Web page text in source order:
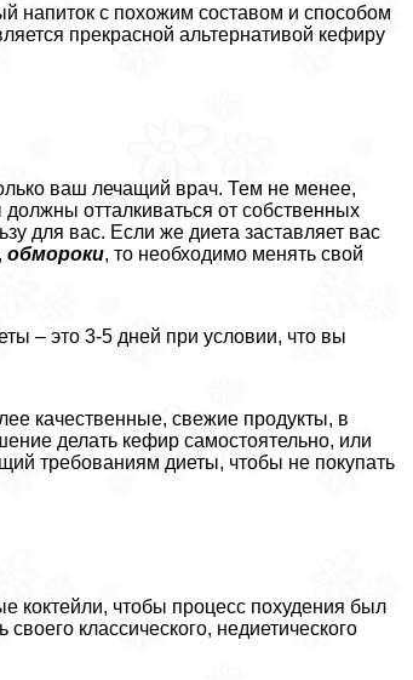
напиток с похожим составом и способом
прекрасной альтернативой кефиру
ваш лечащий врач. Тем не менее,
отталкиваться от собственных
для вас. Если же диета заставляет вас
,обмороки, то необходимо менять свой
– это 3-5 дней при условии, что вы
качественные, свежие продукты, в
делать кефир самостоятельно, или
требованиям диеты, чтобы не покупать
коктейли, чтобы процесс похудения был
классического, недиетического